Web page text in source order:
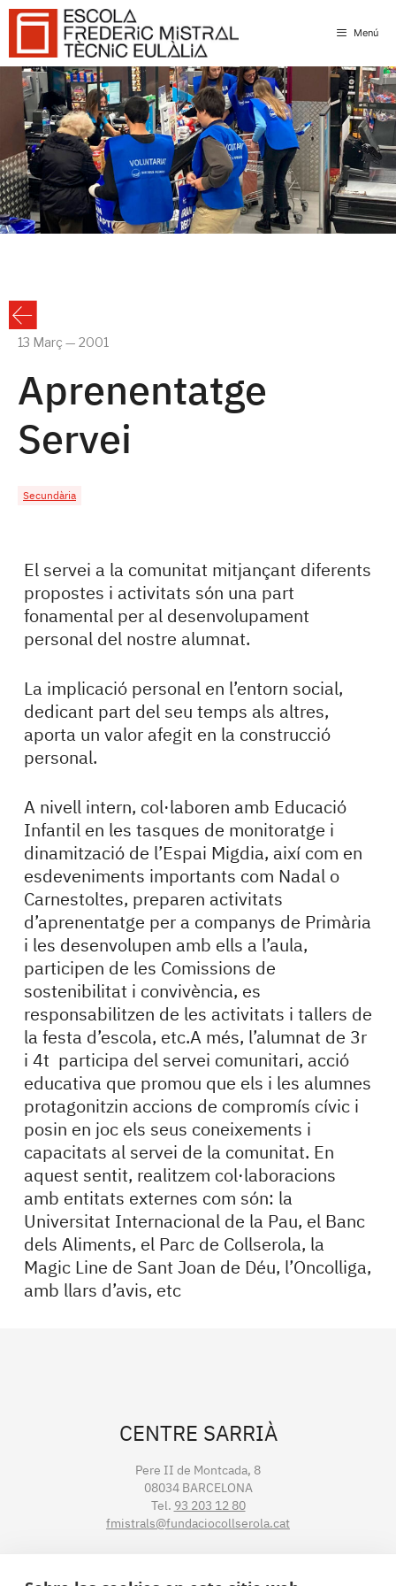
Skip
Menú
13 Març — 2001
Aprenentatge
Servei
Secundària
El servei a la comunitat mitjançant diferents
propostes i activitats són una part
fonamental per al desenvolupament
personal del nostre alumnat.
La implicació personal en l’entorn social,
dedicant part del seu temps als altres,
aporta un valor afegit en la construcció
personal.
A nivell intern, col·laboren amb Educació
Infantil en les tasques de monitoratge i
dinamització de l’Espai Migdia, així com en
esdeveniments importants com Nadal o
Carnestoltes, preparen activitats
d’aprenentatge per a companys de Primària
i les desenvolupen amb ells a l’aula,
participen de les Comissions de
sostenibilitat i convivència, es
responsabilitzen de les activitats i tallers de
la festa d’escola, etc.A més, l’alumnat de 3r
i 4t participa del servei comunitari, acció
educativa que promou que els i les alumnes
protagonitzin accions de compromís cívic i
posin en joc els seus coneixements i
capacitats al servei de la comunitat. En
aquest sentit, realitzem col·laboracions
amb entitats externes com són: la
Universitat Internacional de la Pau, el Banc
dels Aliments, el Parc de Collserola, la
Magic Line de Sant Joan de Déu, l’Oncolliga,
amb llars d’avis, etc
CENTRE SARRIÀ
Pere II de Montcada, 8
08034 BARCELONA
Tel. 93 203 12 80
fmistrals@fundaciocollserola.cat